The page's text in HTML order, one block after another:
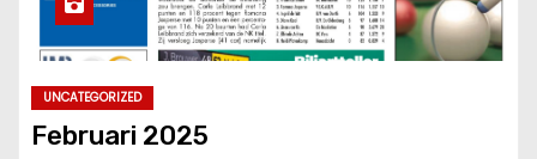
UNCATEGORIZED
Februari 2025